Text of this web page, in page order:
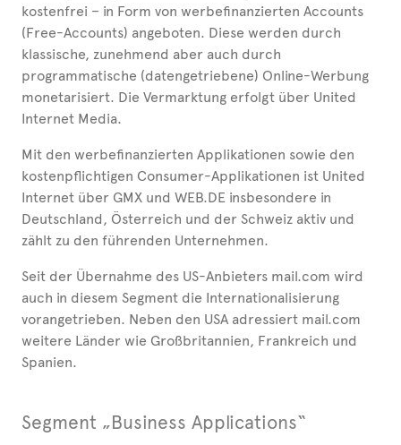
kostenfrei – in Form von werbefinanzierten Accounts
(Free-Accounts) angeboten. Diese werden durch
klassische, zunehmend aber auch durch
programmatische (datengetriebene) Online-Werbung
monetarisiert. Die Vermarktung erfolgt über United
Internet Media.
Mit den werbefinanzierten Applikationen sowie den
kostenpflichtigen Consumer-Applikationen ist United
Internet über GMX und WEB.DE insbesondere in
Deutschland, Österreich und der Schweiz aktiv und
zählt zu den führenden Unternehmen.
Seit der Übernahme des US-Anbieters mail.com wird
auch in diesem Segment die Internationalisierung
vorangetrieben. Neben den USA adressiert mail.com
weitere Länder wie Großbritannien, Frankreich und
Spanien.
Segment „Business Applications“